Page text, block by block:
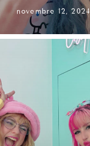
novembre 12, 2024